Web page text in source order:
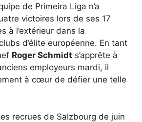
de Primeira Liga n’a
victoires lors de ses 17
à l’extérieur dans la
d’élite européenne. En tant
Roger Schmidt s’apprête à
employeurs mardi, il
à cœur de défier une telle
recrues de Salzbourg de juin